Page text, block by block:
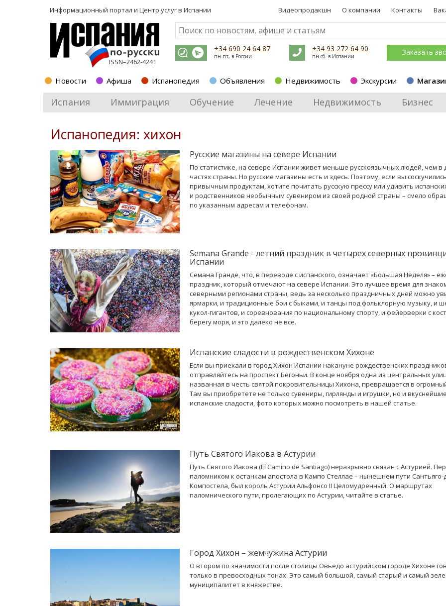
Информационный портал и Центр услуг в Испании Видеопродакшн О компании Контакты
ISSN–2462-4241
+34 690 24 64 87
пн-пт, в России
+34 93 272 64 90
пн-сб. в Испании Заказать
Новости Афиша Испанопедия Объявления Недвижимость Экскурсии
Испания Иммиграция Обучение Лечение Недвижимость Бизнес
Испанопедия: хихон
Русские магазины на севере Испании
По статистике, на севере Испании живет меньше русскоязычных людей, чем в
частях страны. Но русские магазины есть и здесь. Поэтому, если вы
привычным продуктам, хотите почитать русскую прессу или удивить
и родственников необычным сувениром из своей родной страны – смело
по указанным адресам и телефонам.
Semana Grande - летний праздник в четырех северных
Испании
Семана Гранде, что, в переводе с испанского, означает «Большая Неделя» –
праздник, который отмечают на севере Испании. Это лучшее время для
северными регионами страны, ведь за несколько праздничных дней можно
ярмарки, и традиционные бои с быками, и танцы под фольклорную музыку, и
кукол-гигантов, и соревнования по национальному спорту, и фейерверки с
берегу моря, и это далеко не все.
Испанские сладости в рождественском Хихоне
Если вы приехали в город Хихон Испании накануне рождественских
отправляйтесь на проспект Бегоньи. В конце ноября одна из центральных
названная в честь святой покровительницы Хихона, превращается в
Там вы приобретете не только сувениры, гирлянды и игрушки, но и вкуснейшие
испанские сладости, фото которых можно посмотреть в нашей статье.
Путь Святого Иакова в Астурии
Путь Святого Иакова (El Camino de Santiago) неразрывно связан с Астурией.
паломником к останкам апостола в Кампо Стеллае – нынешнем пути Сантьяго-
Компостела, был король Астурии Альфонсо II Целомудренный. О маршрутах
паломнического пути, пролегающих по Астурии, читайте в статье.
Город Хихон – жемчужина Астурии
О втором по значимости после столицы Овьедо астурийском городе Хихоне
только в превосходных тонах. Это самый большой, самый старый и самый
муниципалитет в княжестве.